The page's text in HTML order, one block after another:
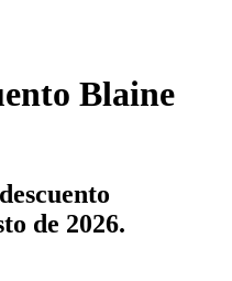
Blaine
de 2026.